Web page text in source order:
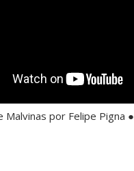
Malvinas por Felipe Pigna ●